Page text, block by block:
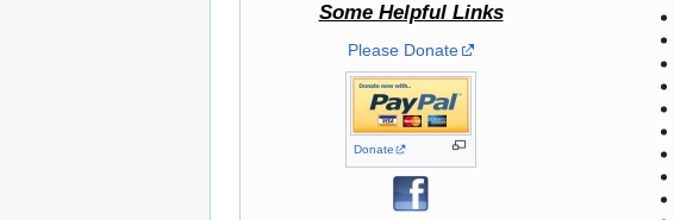
Some Helpful Links
Please Donate
Donate